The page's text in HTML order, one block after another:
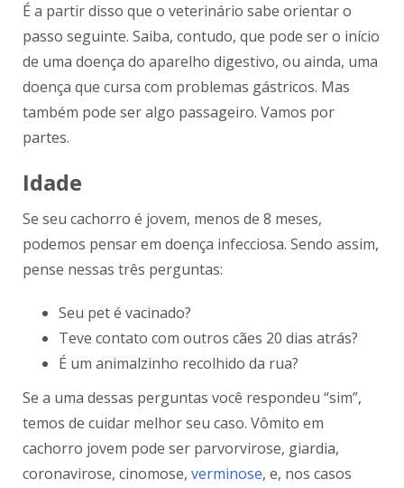
É a partir disso que o veterinário sabe orientar o
passo seguinte. Saiba, contudo, que pode ser o início
de uma doença do aparelho digestivo, ou ainda, uma
doença que cursa com problemas gástricos. Mas
também pode ser algo passageiro. Vamos por
partes.
Idade
Se seu cachorro é jovem, menos de 8 meses,
podemos pensar em doença infecciosa. Sendo assim,
pense nessas três perguntas:
Seu pet é vacinado?
Teve contato com outros cães 20 dias atrás?
É um animalzinho recolhido da rua?
Se a uma dessas perguntas você respondeu “sim”,
temos de cuidar melhor seu caso. Vômito em
cachorro jovem pode ser parvorvirose, giardia,
coronavirose, cinomose, verminose, e, nos casos